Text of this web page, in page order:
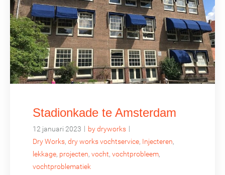
Stadionkade te Amsterdam
12 januari 2023 | by dryworks |
Dry Works, dry works vochtservice, Injecteren,
lekkage, projecten, vocht, vochtprobleem,
vochtproblematiek